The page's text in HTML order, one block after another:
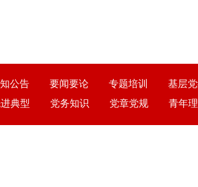
公告 要闻要论 专题培训
基层
典型 党务知识 党章党规 青年